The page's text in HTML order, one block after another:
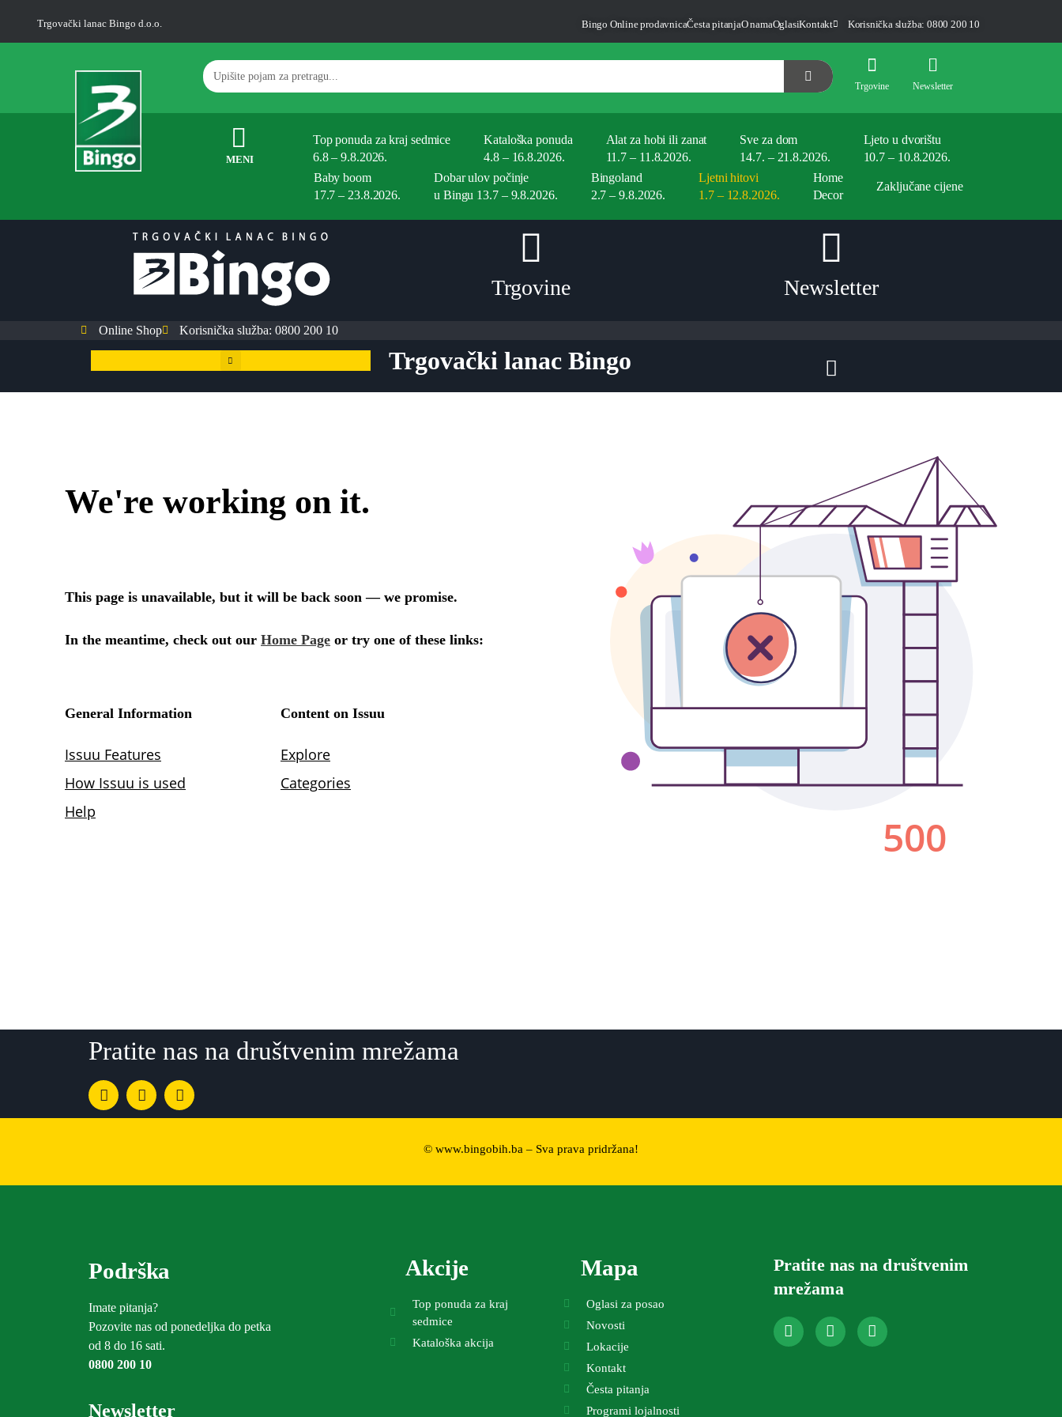
Trgovački lanac Bingo d.o.o. Bingo Online prodavnicaČesta pitanjaO namaOglasiKontakt Korisnička služba: 0800 200 10
Trgovine Newsletter
MENI
Top ponuda za kraj sedmice
6.8 – 9.8.2026.
Kataloška ponuda
4.8 – 16.8.2026.
Alat za hobi ili zanat
11.7 – 11.8.2026.
Sve za dom
14.7. – 21.8.2026.
Ljeto u dvorištu
10.7 – 10.8.2026.
Baby boom
17.7 – 23.8.2026.
Dobar ulov počinje
u Bingu 13.7 – 9.8.2026.
Bingoland
2.7 – 9.8.2026.
Ljetni hitovi
1.7 – 12.8.2026.
Home
Decor
Zaključane cijene
Trgovine Newsletter
Online Shop Korisnička služba: 0800 200 10
Trgovački lanac Bingo
Pratite nas na društvenim mrežama
© www.bingobih.ba – Sva prava pridržana!
Podrška
Imate pitanja?
Pozovite nas od ponedeljka do petka
od 8 do 16 sati.
0800 200 10
Newsletter
Akcije
Top ponuda za kraj
sedmice
Kataloška akcija
Mapa
Oglasi za posao
Novosti
Lokacije
Kontakt
Česta pitanja
Programi lojalnosti
Pratite nas na društvenim
mrežama